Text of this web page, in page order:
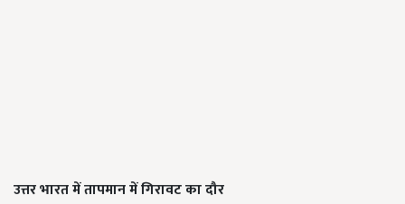
उत्तर भारत में तापमान में गिरावट का दौर